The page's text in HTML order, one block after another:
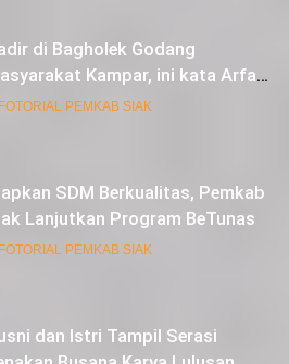
di Bagholek Godang
Kampar, ini kata Arfan
PEMKAB SIAK
SDM Berkualitas, Pemkab
Lanjutkan Program BeTunas
PEMKAB SIAK
dan Istri Tampil Serasi